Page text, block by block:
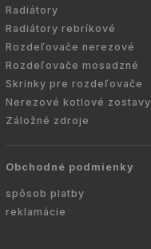
Radiátory
Radiátory rebríkové
Rozdeľovače nerezové
Rozdeľovače mosadzné
Skrinky pre rozdeľovače
Nerezové kotlové zostavy
Záložné zdroje
Obchodné podmienky
spôsob platby
reklamácie